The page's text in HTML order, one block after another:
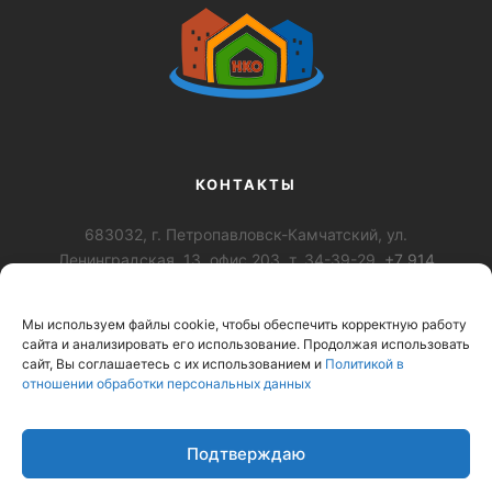
Мы используем файлы cookie, чтобы обеспечить корректную работу
сайта и анализировать его использование. Продолжая использовать
сайт, Вы соглашаетесь с их использованием и Политикой в
отношении обработки персональных данных
Подтверждаю
КОНТАКТЫ
683032, г. Петропавловск-Камчатский, ул.
Ленинградская, 13, офис 203, т. 34-39-29,+7 914
ОГРН: 1194101002974, ИНН: 4101188765 КПП:
410101001
© 2019-2025 АНО «КРЦ НКО»